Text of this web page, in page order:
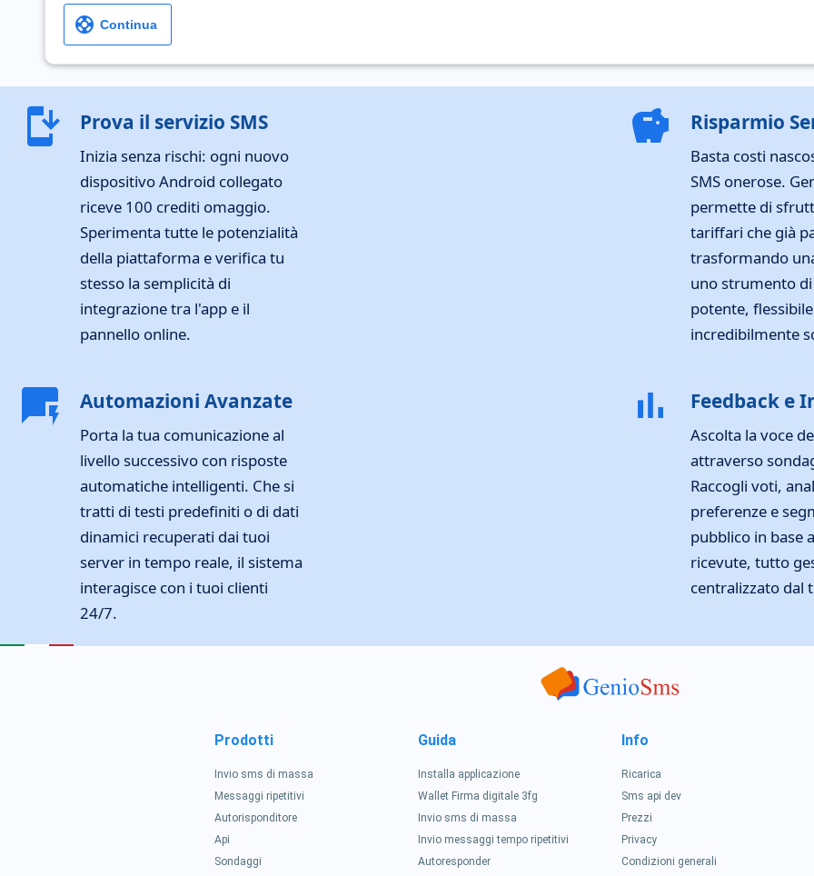
support Continua
install_mobile Prova il servizio SMS
Inizia senza rischi: ogni nuovo
dispositivo Android collegato
riceve 100 crediti omaggio.
Sperimenta tutte le potenzialità
della piattaforma e verifica tu
stesso la semplicità di
integrazione tra l'app e il
pannello online.
savings Risparmio
Basta costi
SMS onerose.
permette di
tariffari che già
trasformando
uno strumento
potente,
incredibilmente
quickreply Automazioni Avanzate
Porta la tua comunicazione al
livello successivo con risposte
automatiche intelligenti. Che si
tratti di testi predefiniti o di dati
dinamici recuperati dai tuoi
server in tempo reale, il sistema
interagisce con i tuoi clienti
24/7.
bar_chart Feedback e
Ascolta la voce
attraverso
Raccogli voti,
preferenze e
pubblico in base
ricevute, tutto
centralizzato dal
Prodotti Guida Info
Invio sms di massa Installa applicazione
Ricarica
Messaggi ripetitivi
Wallet Firma digitale 3fg
Sms api dev
Autorisponditore
Invio sms di massa
Prezzi
Api
Invio messaggi tempo ripetitivi
Privacy
Sondaggi
Autoresponder Condizioni generali